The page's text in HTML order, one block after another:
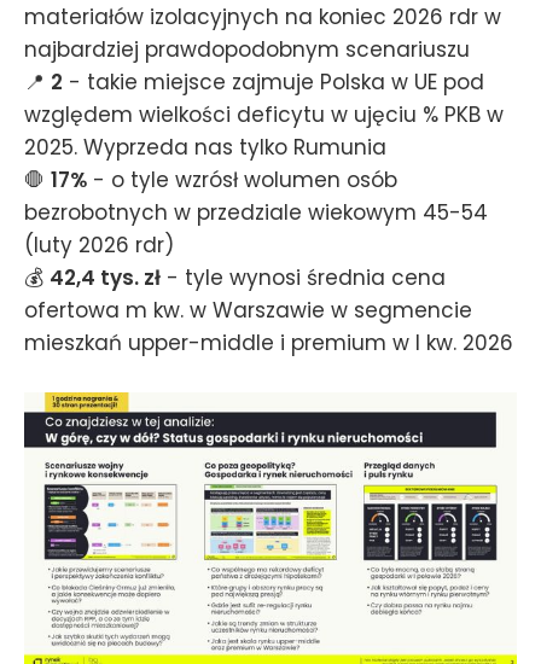
materiałów izolacyjnych na koniec 2026 rdr w
najbardziej prawdopodobnym scenariuszu
📍 2 - takie miejsce zajmuje Polska w UE pod
względem wielkości deficytu w ujęciu % PKB w
2025. Wyprzeda nas tylko Rumunia
🛑 17% - o tyle wzrósł wolumen osób
bezrobotnych w przedziale wiekowym 45-54
(luty 2026 rdr)
💰 42,4 tys. zł - tyle wynosi średnia cena
ofertowa m kw. w Warszawie w segmencie
mieszkań upper-middle i premium w I kw. 2026